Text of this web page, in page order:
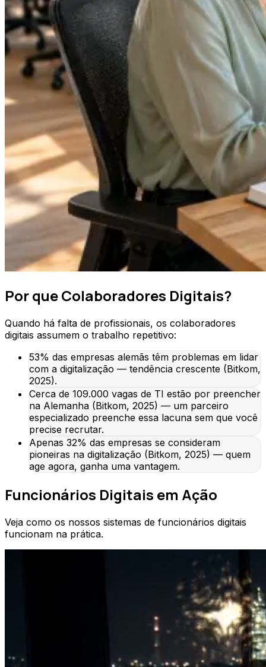
Por que Colaboradores Digitais?
Quando há falta de profissionais, os colaboradores
digitais assumem o trabalho repetitivo:
53% das empresas alemãs têm problemas em lidar
com a digitalização — tendência crescente (Bitkom,
2025).
Cerca de 109.000 vagas de TI estão por preencher
na Alemanha (Bitkom, 2025) — um parceiro
especializado preenche essa lacuna sem que você
precise recrutar.
Apenas 32% das empresas se consideram
pioneiras na digitalização (Bitkom, 2025) — quem
age agora, ganha uma vantagem.
Funcionários Digitais em Ação
Veja como os nossos sistemas de funcionários digitais
funcionam na prática.